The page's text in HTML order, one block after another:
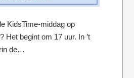
KidsTime-middag op
Het begint om 17 uur. In ’t
de…